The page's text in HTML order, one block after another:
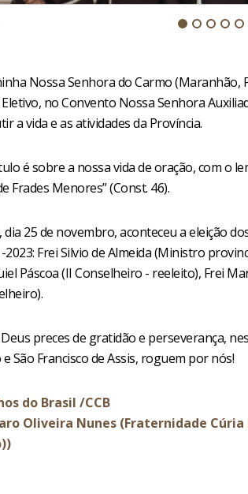
Nossa Senhora do Carmo (Maranhão,
no Convento Nossa Senhora
a vida e as atividades da Província.
é sobre a nossa vida de oração, com o
Frades Menores” (Const. 46).
25 de novembro, aconteceu a eleição
Frei Silvio de Almeida (Ministro
Páscoa (II Conselheiro - reeleito), Frei
preces de gratidão e perseverança,
São Francisco de Assis, roguem por nós!
do Brasil /CCB
Oliveira Nunes (Fraternidade